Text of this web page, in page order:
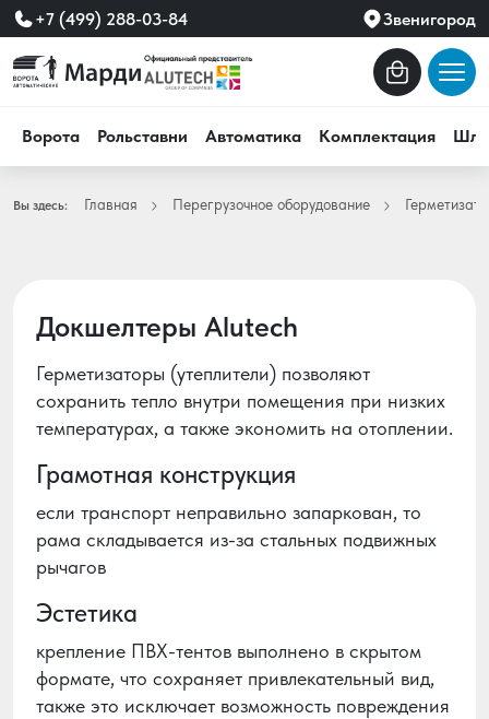
+7 (499) 288-03-84 Звенигород
Ворота Рольставни Автоматика Комплектация
Вы здесь: Главная Перегрузочное оборудование
Докшелтеры Alutech
Герметизаторы (утеплители) позволяют
сохранить тепло внутри помещения при низких
температурах, а также экономить на отоплении.
Грамотная конструкция
если транспорт неправильно запаркован, то
рама складывается из-за стальных подвижных
рычагов
Эстетика
крепление ПВХ-тентов выполнено в скрытом
формате, что сохраняет привлекательный вид,
также это исключает возможность повреждения